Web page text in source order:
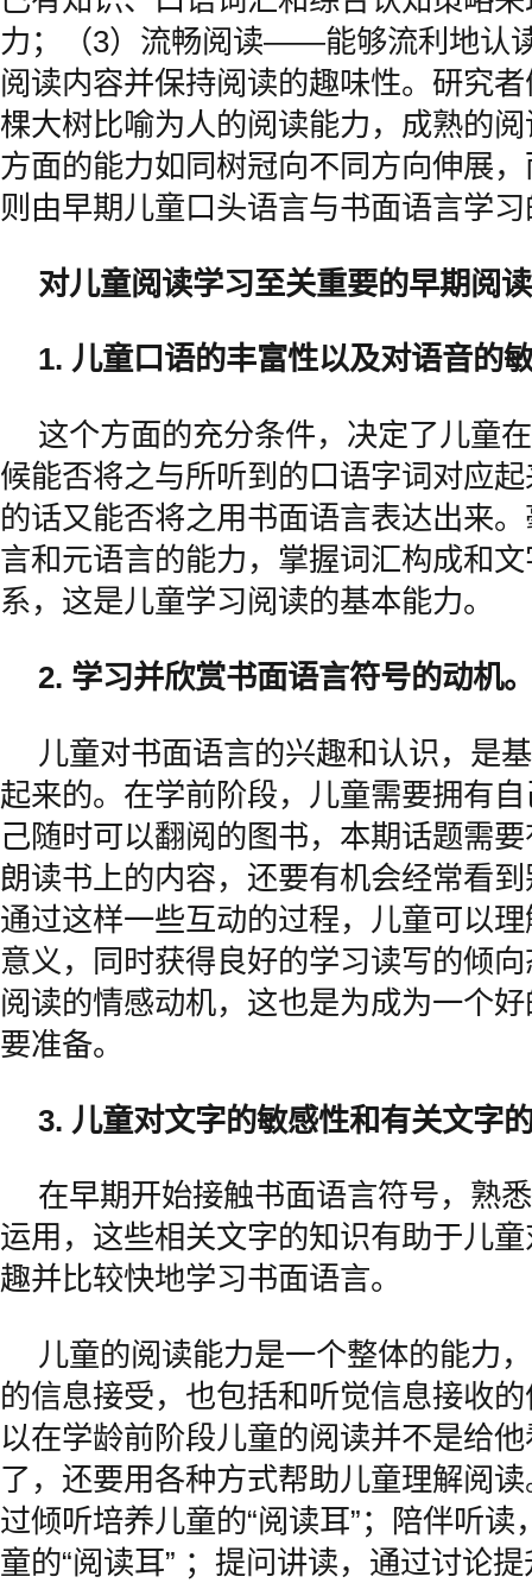
力；（3）流畅阅读——能够流利地认
阅读内容并保持阅读的趣味性。研究
棵大树比喻为人的阅读能力，成熟的
方面的能力如同树冠向不同方向伸展
则由早期儿童口头语言与书面语言学
对儿童阅读学习至关重要的早期阅
1. 儿童口语的丰富性以及对语音的
这个方面的充分条件，决定了儿童
候能否将之与所听到的口语字词对应
的话又能否将之用书面语言表达出来
言和元语言的能力，掌握词汇构成和
系，这是儿童学习阅读的基本能力。
2. 学习并欣赏书面语言符号的动机
儿童对书面语言的兴趣和认识，是
起来的。在学前阶段，儿童需要拥有
己随时可以翻阅的图书，本期话题需
朗读书上的内容，还要有机会经常看
通过这样一些互动的过程，儿童可以
意义，同时获得良好的学习读写的倾
阅读的情感动机，这也是为成为一个
要准备。
3. 儿童对文字的敏感性和有关文字
在早期开始接触书面语言符号，熟
运用，这些相关文字的知识有助于儿
趣并比较快地学习书面语言。
儿童的阅读能力是一个整体的能力
的信息接受，也包括和听觉信息接收
以在学龄前阶段儿童的阅读并不是给
了，还要用各种方式帮助儿童理解阅
过倾听培养儿童的“阅读耳”；陪伴听读
童的“阅读耳” ；提问讲读，通过讨论提